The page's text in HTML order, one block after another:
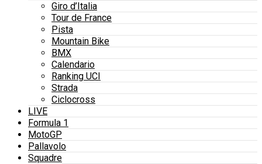
Giro d’Italia
Tour de France
Pista
Mountain Bike
BMX
Calendario
Ranking UCI
Strada
Ciclocross
LIVE
Formula 1
MotoGP
Pallavolo
Squadre